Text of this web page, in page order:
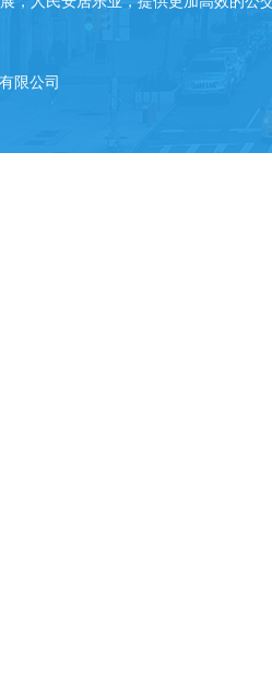
限公司